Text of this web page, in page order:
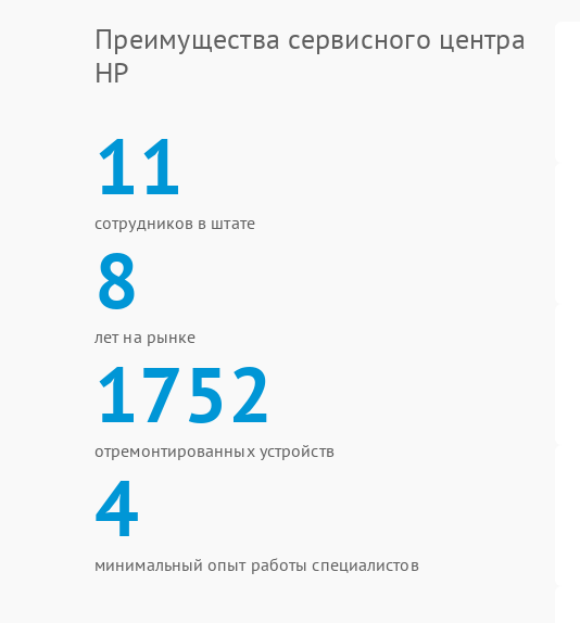
Преимущества сервисного центра
HP
11
сотрудников в штате
8
лет на рынке
1752
отремонтированных устройств
4
минимальный опыт работы специалистов